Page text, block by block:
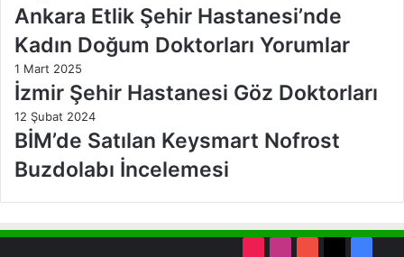
Ankara Etlik Şehir Hastanesi’nde
Kadın Doğum Doktorları Yorumlar
1 Mart 2025
İzmir Şehir Hastanesi Göz Doktorları
12 Şubat 2024
BİM’de Satılan Keysmart Nofrost
Buzdolabı İncelemesi